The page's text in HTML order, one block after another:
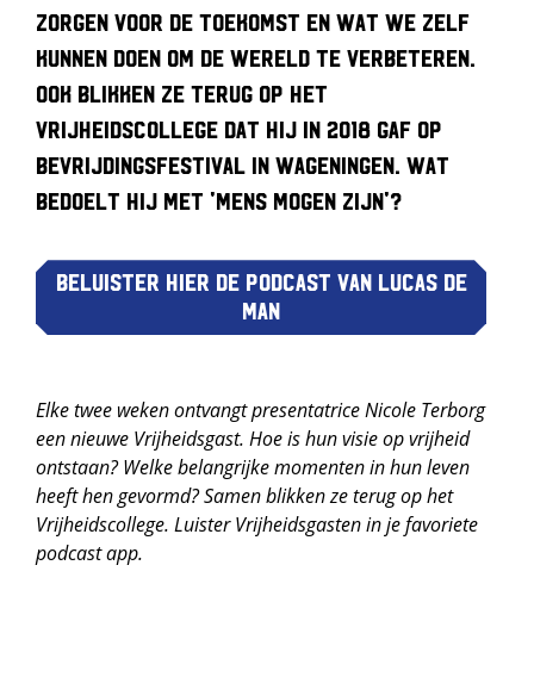
zorgen voor de toekomst en wat we zelf
kunnen doen om de wereld te verbeteren.
Ook blikken ze terug op het
Vrijheidscollege dat hij in 2018 gaf op
Bevrijdingsfestival in Wageningen. Wat
bedoelt hij met 'mens mogen zijn'?
Beluister hier de podcast van Lucas de
Man
Elke twee weken ontvangt presentatrice Nicole Terborg
een nieuwe Vrijheidsgast. Hoe is hun visie op vrijheid
ontstaan? Welke belangrijke momenten in hun leven
heeft hen gevormd? Samen blikken ze terug op het
Vrijheidscollege. Luister Vrijheidsgasten in je favoriete
podcast app.